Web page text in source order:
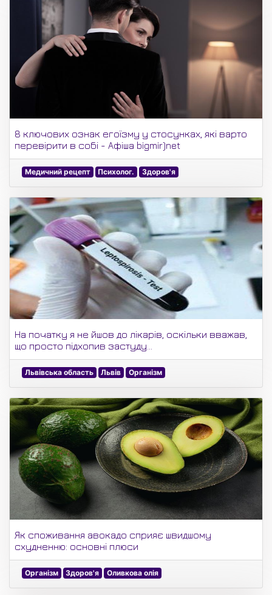
8 ключових ознак егоїзму у стосунках, які варто
перевірити в собі - Афіша bigmir)net
Медичний рецепт Психолог. Здоров'я
На початку я не йшов до лікарів, оскільки вважав,
що просто підхопив застуду...
Львівська область Львів Організм
Як споживання авокадо сприяє швидшому
схудненню: основні плюси
Організм Здоров'я Оливкова олія